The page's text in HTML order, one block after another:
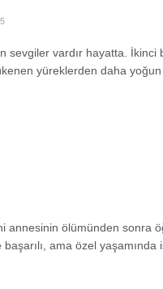
sevgiler vardır hayatta. İkinci
yüreklerden daha
annesinin ölümünden sonra
ama özel yaşamında